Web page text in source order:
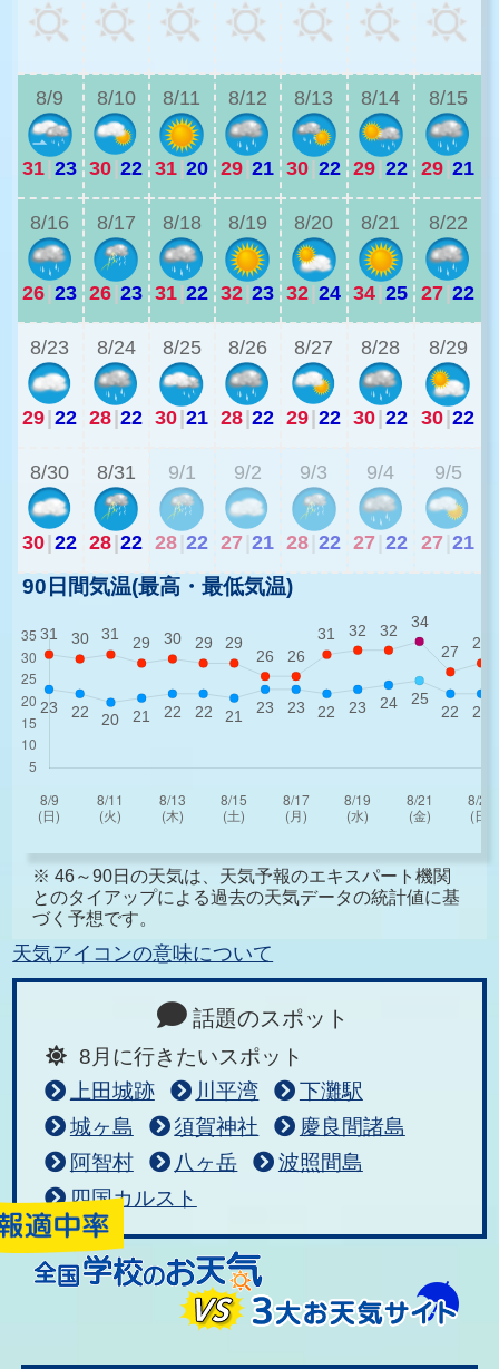
8/9
31 23
8/10
30 22
8/11
31 20
8/12
29 21
8/13
30 22
8/14
29 22
8/15
29 21
8/16
26 23
8/17
26 23
8/18
31 22
8/19
32 23
8/20
32 24
8/21
34 25
8/22
27 22
8/23
29 22
8/24
28 22
8/25
30 21
8/26
28 22
8/27
29 22
8/28
30 22
8/29
30 22
8/30
30 22
8/31
28 22
9/1
28 22
9/2
27 21
9/3
28 22
9/4
27 22
9/5
27 21
90日間気温(最高・最低気温)
※ 46～90日の天気は、天気予報のエキスパート機関
とのタイアップによる過去の天気データの統計値に基
づく予想です。
天気アイコンの意味について
話題のスポット
8月に行きたいスポット
上田城跡
川平湾
下灘駅
城ヶ島
須賀神社
慶良間諸島
阿智村
八ヶ岳
波照間島
四国カルスト